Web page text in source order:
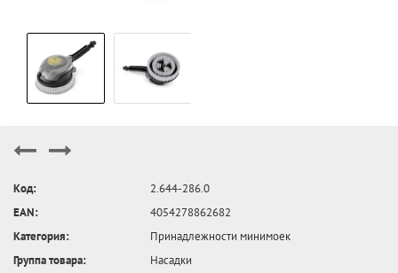
Код:
2.644-286.0
EAN:
4054278862682
Категория:
Принадлежности минимоек
Группа товара:
Насадки